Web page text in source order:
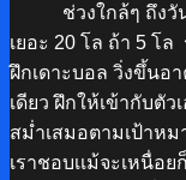
ช่วงใกล้ๆ ถึง
เยอะ 20 โล ถ้า 5 โ
ฝึกเดาะบอล วิ่งขึ้นอ
เดียว ฝึกให้เข้ากับตั
สม่ำเสมอตามเป้าหม
เราชอบเเม้จะเหนื่อ